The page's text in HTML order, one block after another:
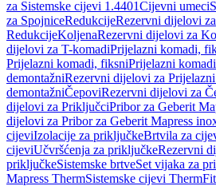
za Sistemske cijevi 1.4401Cijevni umeci
za SpojniceRedukcijeRezervni dijelovi za
RedukcijeKoljenaRezervni dijelovi za
dijelovi za T-komadiPrijelazni komadi,
Prijelazni komadi, fiksniPrijelazni
demontažniRezervni dijelovi za
demontažniČepoviRezervni dijelovi za
dijelovi za PriključciPribor za Geberit
dijelovi za Pribor za Geberit Mapress
cijeviIzolacije za priključkeBrtvila za
cijeviUčvršćenja za priključkeRezervni
priključkeSistemske brtveSet vijaka za
Mapress ThermSistemske cijevi Therm